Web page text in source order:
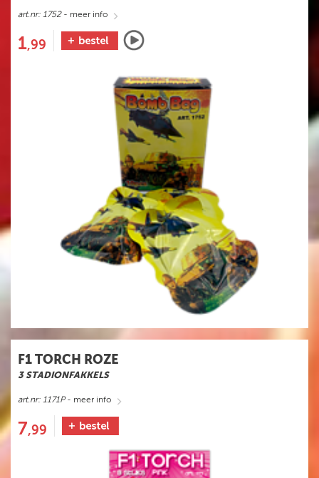
art.nr: 1752- meer info
1,99
F1 TORCH ROZE
3 STADIONFAKKELS
art.nr: 1171P- meer info
7,99